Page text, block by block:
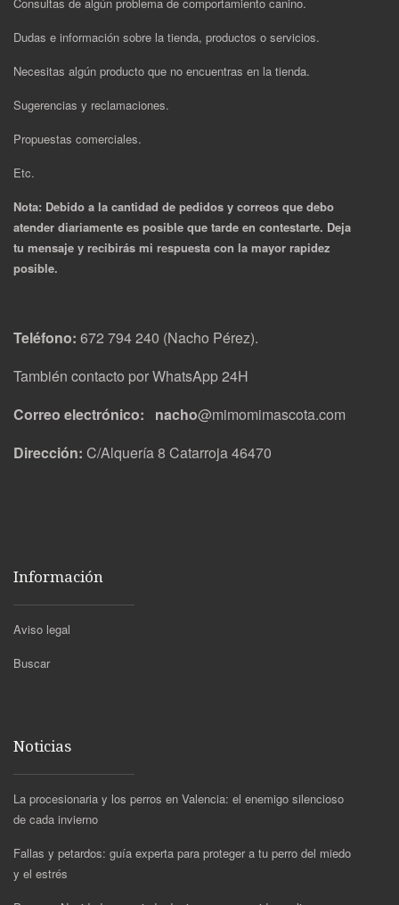
Dudas e información sobre la tienda, productos o servicios.
Necesitas algún producto que no encuentras en la tienda.
Sugerencias y reclamaciones.
Propuestas comerciales.
Etc.
Nota: Debido a la cantidad de pedidos y correos que debo
atender diariamente es posible que tarde en contestarte. Deja
tu mensaje y recibirás mi respuesta con la mayor rapidez
posible.
Teléfono: 672 794 240 (Nacho Pérez).
También contacto por WhatsApp 24H
Correo electrónico: nacho@mimomimascota.com
Dirección: C/Alquería 8 Catarroja 46470
Información
Aviso legal
Buscar
Noticias
La procesionaria y los perros en Valencia: el enemigo silencioso
de cada invierno
Fallas y petardos: guía experta para proteger a tu perro del miedo
y el estrés